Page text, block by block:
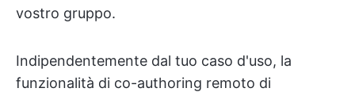
vostro gruppo.
Indipendentemente dal tuo caso d'uso, la
funzionalità di co-authoring remoto di